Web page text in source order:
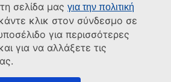
σελίδα μας για την πολιτική
κλικ στον σύνδεσμο σε
για περισσότερες
για να αλλάξετε τις